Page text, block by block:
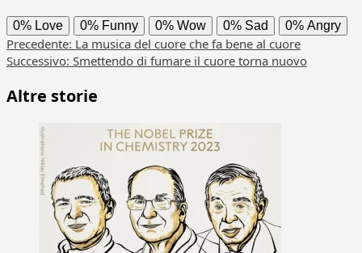
0% Love 0% Funny 0% Wow 0% Sad 0% Angry
Navigazione
articolo
Precedente: La musica del cuore che fa bene al cuore
Successivo: Smettendo di fumare il cuore torna nuovo
Altre storie